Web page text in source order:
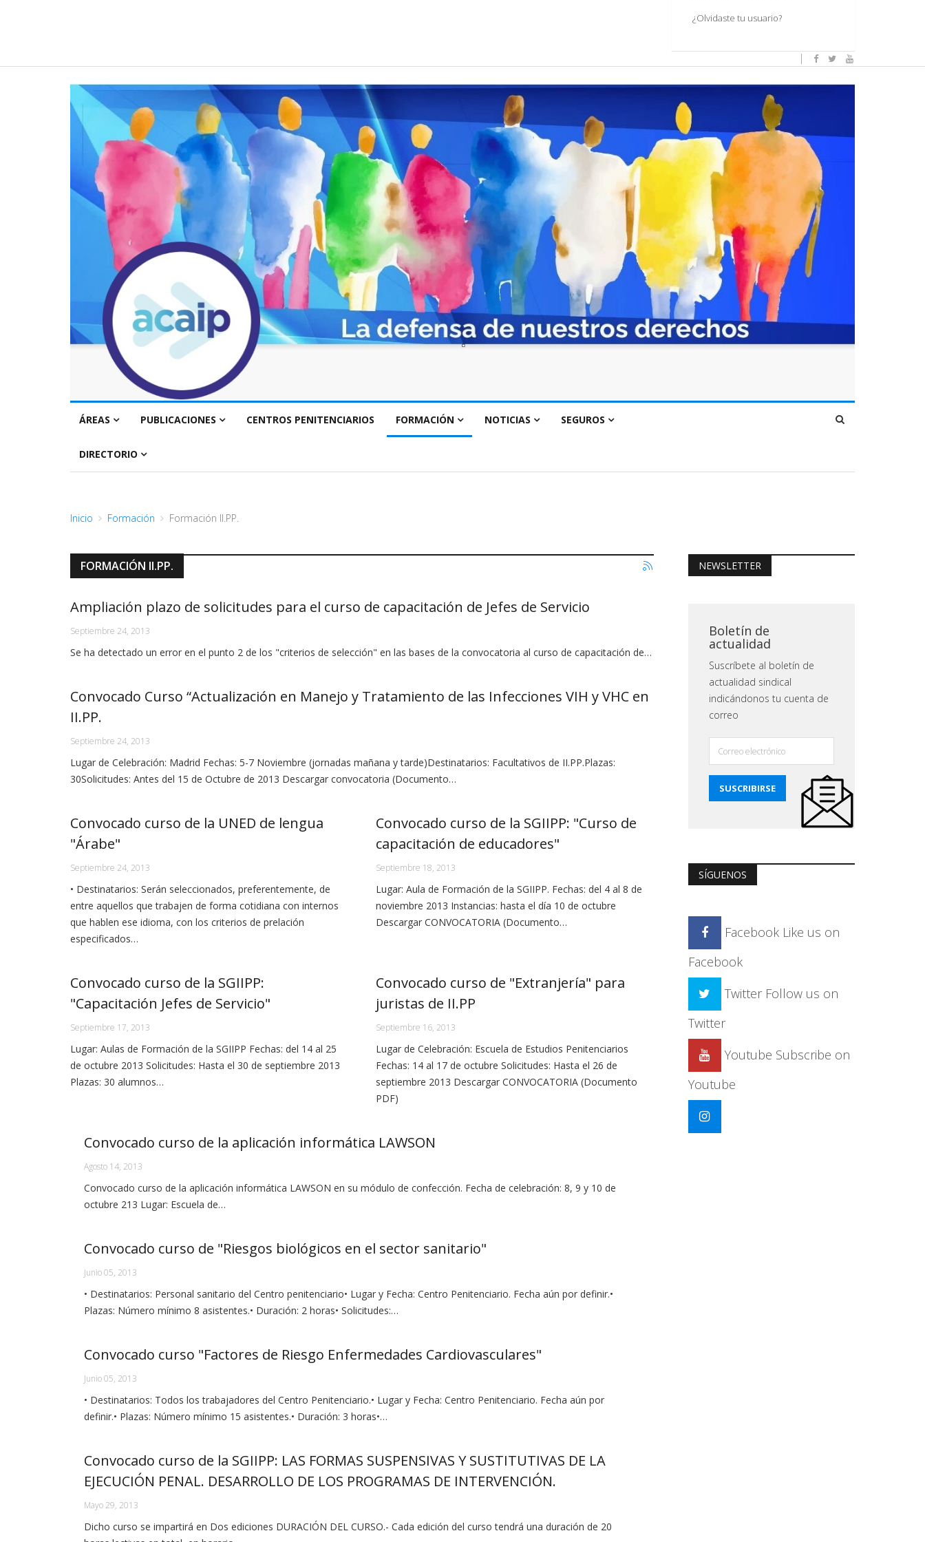
¿Olvidaste tu usuario?
ÁREAS PUBLICACIONES CENTROS PENITENCIARIOS FORMACIÓN NOTICIAS SEGUROS
DIRECTORIO
Inicio Formación Formación II.PP.
FORMACIÓN II.PP.
Ampliación plazo de solicitudes para el curso de capacitación de Jefes de Servicio
Septiembre 24, 2013
Se ha detectado un error en el punto 2 de los "criterios de selección" en las bases de la convocatoria al curso de capacitación de…
Convocado Curso “Actualización en Manejo y Tratamiento de las Infecciones VIH y VHC en
II.PP.
Septiembre 24, 2013
Lugar de Celebración: Madrid Fechas: 5-7 Noviembre (jornadas mañana y tarde)Destinatarios: Facultativos de II.PP.Plazas:
30Solicitudes: Antes del 15 de Octubre de 2013 Descargar convocatoria (Documento…
Convocado curso de la UNED de lengua
"Árabe"
Septiembre 24, 2013
• Destinatarios: Serán seleccionados, preferentemente, de
entre aquellos que trabajen de forma cotidiana con internos
que hablen ese idioma, con los criterios de prelación
especificados…
Convocado curso de la SGIIPP: "Curso de
capacitación de educadores"
Septiembre 18, 2013
Lugar: Aula de Formación de la SGIIPP. Fechas: del 4 al 8 de
noviembre 2013 Instancias: hasta el día 10 de octubre
Descargar CONVOCATORIA (Documento…
Convocado curso de la SGIIPP:
"Capacitación Jefes de Servicio"
Septiembre 17, 2013
Lugar: Aulas de Formación de la SGIIPP Fechas: del 14 al 25
de octubre 2013 Solicitudes: Hasta el 30 de septiembre 2013
Plazas: 30 alumnos…
Convocado curso de "Extranjería" para
juristas de II.PP
Septiembre 16, 2013
Lugar de Celebración: Escuela de Estudios Penitenciarios
Fechas: 14 al 17 de octubre Solicitudes: Hasta el 26 de
septiembre 2013 Descargar CONVOCATORIA (Documento
PDF)
Convocado curso de la aplicación informática LAWSON
Agosto 14, 2013
Convocado curso de la aplicación informática LAWSON en su módulo de confección. Fecha de celebración: 8, 9 y 10 de
octubre 213 Lugar: Escuela de…
Convocado curso de "Riesgos biológicos en el sector sanitario"
Junio 05, 2013
• Destinatarios: Personal sanitario del Centro penitenciario• Lugar y Fecha: Centro Penitenciario. Fecha aún por definir.•
Plazas: Número mínimo 8 asistentes.• Duración: 2 horas• Solicitudes:…
Convocado curso "Factores de Riesgo Enfermedades Cardiovasculares"
Junio 05, 2013
• Destinatarios: Todos los trabajadores del Centro Penitenciario.• Lugar y Fecha: Centro Penitenciario. Fecha aún por
definir.• Plazas: Número mínimo 15 asistentes.• Duración: 3 horas•…
Convocado curso de la SGIIPP: LAS FORMAS SUSPENSIVAS Y SUSTITUTIVAS DE LA
EJECUCIÓN PENAL. DESARROLLO DE LOS PROGRAMAS DE INTERVENCIÓN.
Mayo 29, 2013
Dicho curso se impartirá en Dos ediciones DURACIÓN DEL CURSO.- Cada edición del curso tendrá una duración de 20
NEWSLETTER
Boletín de
actualidad
Suscríbete al boletín de
actualidad sindical
indicándonos tu cuenta de
correo
SÍGUENOS
Facebook Like us on
Facebook
Twitter Follow us on
Twitter
Youtube Subscribe on
Youtube